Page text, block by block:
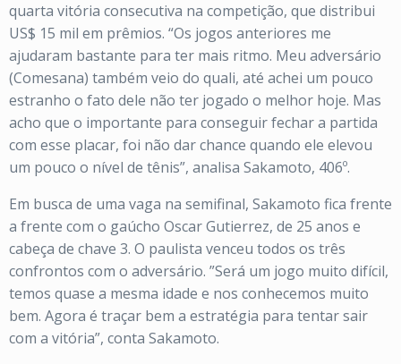
quarta vitória consecutiva na competição, que distribui
US$ 15 mil em prêmios. “Os jogos anteriores me
ajudaram bastante para ter mais ritmo. Meu adversário
(Comesana) também veio do quali, até achei um pouco
estranho o fato dele não ter jogado o melhor hoje. Mas
acho que o importante para conseguir fechar a partida
com esse placar, foi não dar chance quando ele elevou
um pouco o nível de tênis”, analisa Sakamoto, 406º.
Em busca de uma vaga na semifinal, Sakamoto fica frente
a frente com o gaúcho Oscar Gutierrez, de 25 anos e
cabeça de chave 3. O paulista venceu todos os três
confrontos com o adversário. ”Será um jogo muito difícil,
temos quase a mesma idade e nos conhecemos muito
bem. Agora é traçar bem a estratégia para tentar sair
com a vitória”, conta Sakamoto.